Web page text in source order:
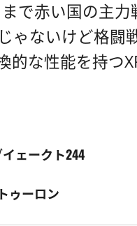
で赤い国の主
ゃないけど格
的な性能を持つ
イェークト244
ゥーロン